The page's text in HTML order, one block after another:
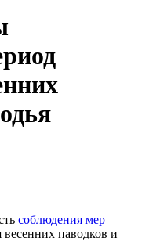
соблюдения мер
паводков и